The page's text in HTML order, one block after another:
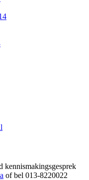
kennismakingsgesprek
of bel 013-8220022